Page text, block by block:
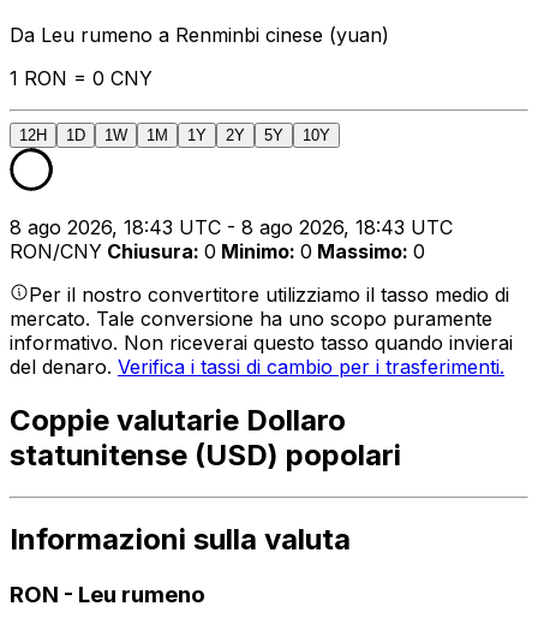
Da Leu rumeno a Renminbi cinese (yuan)
1 RON = 0 CNY
12H 1D 1W 1M 1Y 2Y 5Y 10Y
8 ago 2026, 18:43 UTC - 8 ago 2026, 18:43 UTC
RON/CNY Chiusura: 0 Minimo: 0 Massimo: 0
Per il nostro convertitore utilizziamo il tasso medio di
mercato. Tale conversione ha uno scopo puramente
informativo. Non riceverai questo tasso quando invierai
del denaro. Verifica i tassi di cambio per i trasferimenti.
Coppie valutarie Dollaro
statunitense (USD) popolari
Informazioni sulla valuta
RON - Leu rumeno